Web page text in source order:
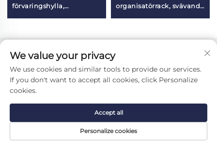
förvaringshylla,
kök
organisatörrack, svävande
We value your privacy
We use cookies and similar tools to provide our services.
If you don't want to accept all cookies, click Personalize
cookies.
Personalize cookies
Accept all